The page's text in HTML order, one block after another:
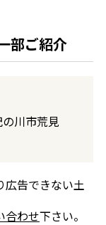
部ご紹介
川市荒見
広告できない土
合わせ下さい。